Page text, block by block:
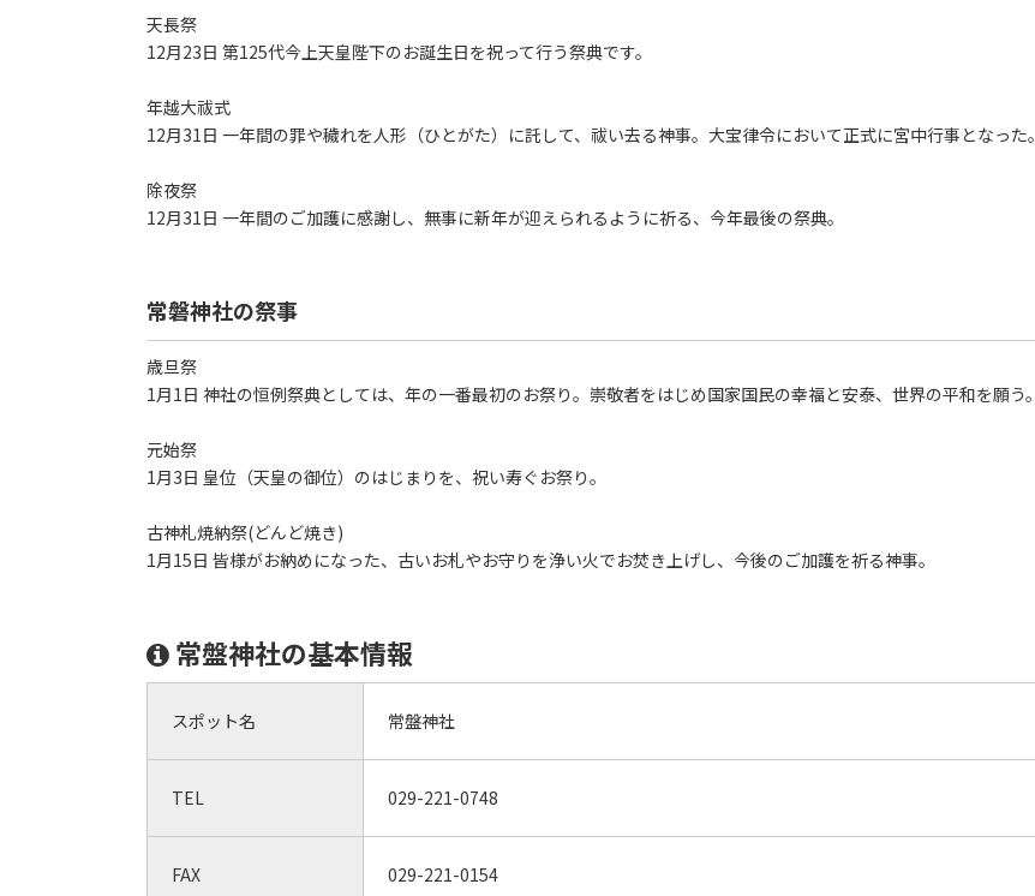
天長祭
12月23日 第125代今上天皇陛下のお誕生日を祝って行う祭典です。
年越大祓式
12月31日 一年間の罪や穢れを人形（ひとがた）に託して、祓い去る神事。大宝律令において正式に宮中行事となった。
除夜祭
12月31日 一年間のご加護に感謝し、無事に新年が迎えられるように祈る、今年最後の祭典。
常磐神社の祭事
歳旦祭
1月1日 神社の恒例祭典としては、年の一番最初のお祭り。崇敬者をはじめ国家国民の幸福と安泰、世界の平和を願う。
元始祭
1月3日 皇位（天皇の御位）のはじまりを、祝い寿ぐお祭り。
古神札焼納祭(どんど焼き)
1月15日 皆様がお納めになった、古いお札やお守りを浄い火でお焚き上げし、今後のご加護を祈る神事。
常盤神社の基本情報
スポット名 常盤神社
TEL 029-221-0748
FAX 029-221-0154